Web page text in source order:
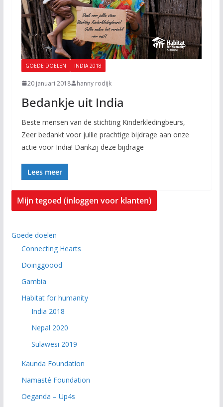
GOEDE DOELEN INDIA 2018
20 januari 2018 hanny rodijk
Bedankje uit India
Beste mensen van de stichting Kinderkledingbeurs,
Zeer bedankt voor jullie prachtige bijdrage aan onze
actie voor India! Dankzij deze bijdrage
Lees meer
Mijn tegoed (inloggen voor klanten)
Goede doelen
Connecting Hearts
Doinggoood
Gambia
Habitat for humanity
India 2018
Nepal 2020
Sulawesi 2019
Kaunda Foundation
Namasté Foundation
Oeganda – Up4s